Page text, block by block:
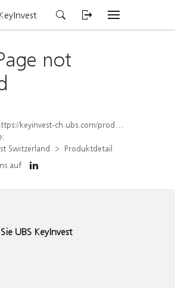
KeyInvest
not
keyinvest-ch.ubs.com/produkt/detail/index/isin/CH1579651873
Switzerland
Produktdetail
auf
UBS KeyInvest